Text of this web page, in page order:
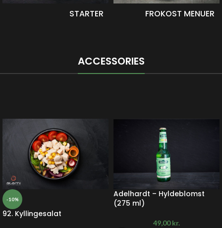
STARTER FROKOST MENUER
ACCESSORIES
-10%
92. Kyllingesalat
Adelhardt – Hyldeblomst
(275 ml)
49,00kr.